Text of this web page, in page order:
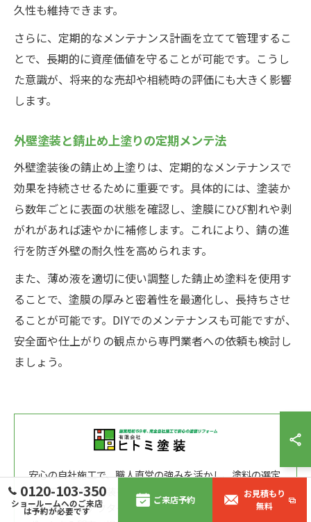
久性も維持できます。
さらに、定期的なメンテナンス計画を立てて管理するこ
とで、長期的に資産価値を守ることが可能です。こうし
た意識が、将来的な売却や相続時の評価にも大きく影響
します。
外壁塗装と錆止め上塗りの定期メンテ法
外壁塗装後の錆止め上塗りは、定期的なメンテナンスで
効果を持続させるために重要です。具体的には、塗装か
ら数年ごとに表面の状態を確認し、塗膜にひび割れや剥
がれがあれば速やかに補修します。これにより、錆の進
行を防ぎ外壁の耐久性を高められます。
また、薄め液を適切に使い調整した錆止め塗料を使用す
ることで、塗膜の厚みと密着性を最適化し、長持ちさせ
ることが可能です。DIYでのメンテナンスも可能ですが、
安全面や仕上がりの観点から専門業者への依頼も検討し
ましょう。
安心の自社施工で、職人直営の強みを活かし、塗料の選定
から丁寧に外壁塗装を行います。耐久性と美しさを両立さ
せ、施工後もアフターケアに注力して、地域に根差したサ
0120-103-350
ショールームへのご来店
は予約が必要です
ご来店予約
お見積もり
無料